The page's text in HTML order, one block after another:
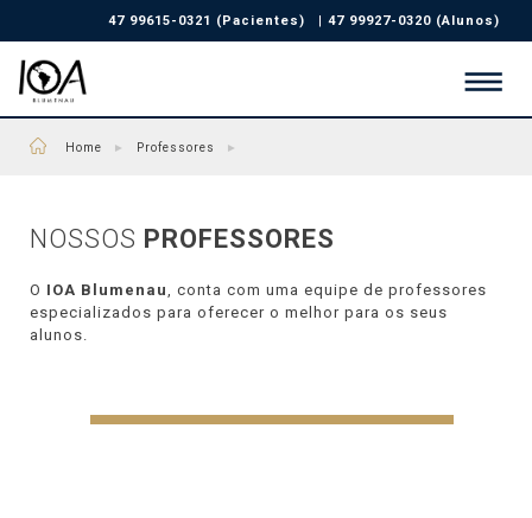
47 99615-0321 (Pacientes) | 47 99927-0320 (Alunos)
Home ► Professores ►
NOSSOS PROFESSORES
O IOA Blumenau, conta com uma equipe de professores
especializados para oferecer o melhor para os seus
alunos.